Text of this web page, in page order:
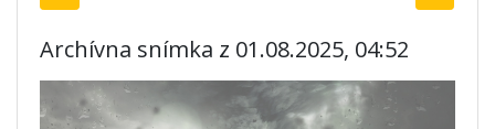
Archívna snímka z 01.08.2025, 04:52